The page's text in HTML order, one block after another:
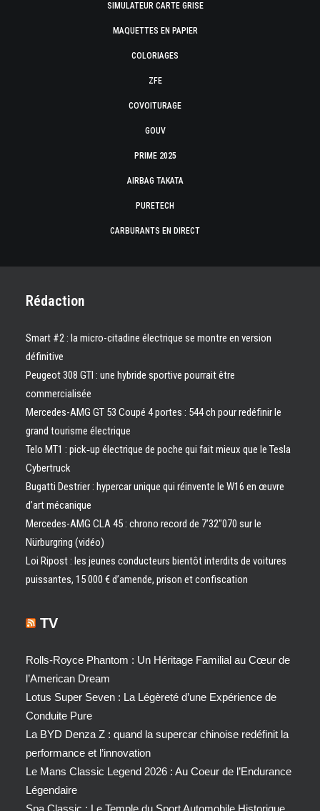
SIMULATEUR CARTE GRISE
MAQUETTES EN PAPIER
COLORIAGES
ZFE
COVOITURAGE
GOUV
PRIME 2025
AIRBAG TAKATA
PURETECH
CARBURANTS EN DIRECT
Rédaction
Smart #2 : la micro-citadine électrique se montre en version
définitive
Peugeot 308 GTI : une hybride sportive pourrait être
commercialisée
Mercedes-AMG GT 53 Coupé 4 portes : 544 ch pour redéfinir le
grand tourisme électrique
Telo MT1 : pick‑up électrique de poche qui fait mieux que le Tesla
Cybertruck
Bugatti Destrier : hypercar unique qui réinvente le W16 en œuvre
d’art mécanique
Mercedes-AMG CLA 45 : chrono record de 7’32″070 sur le
Nürburgring (vidéo)
Loi Ripost : les jeunes conducteurs bientôt interdits de voitures
puissantes, 15 000 € d’amende, prison et confiscation
TV
Rolls-Royce Phantom : Un Héritage Familial au Cœur de
l’American Dream
Lotus Super Seven : La Légèreté d’une Expérience de
Conduite Pure
La BYD Denza Z : quand la supercar chinoise redéfinit la
performance et l’innovation
Le Mans Classic Legend 2026 : Au Coeur de l’Endurance
Légendaire
Spa Classic : Le Temple du Sport Automobile Historique